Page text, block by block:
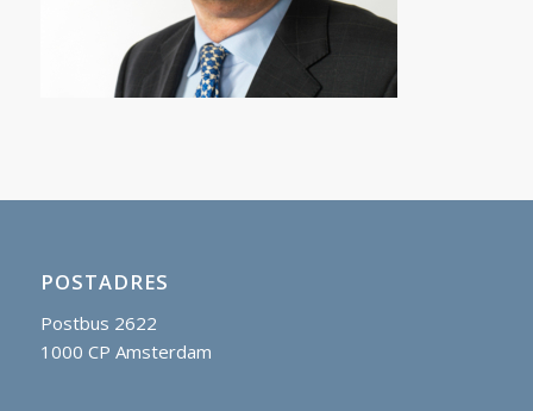
POSTADRES
Postbus 2622
1000 CP Amsterdam